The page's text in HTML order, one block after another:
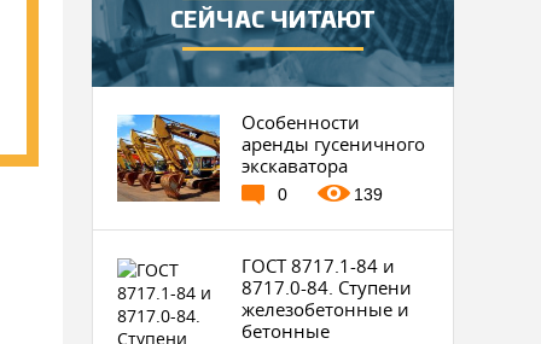
СЕЙЧАС ЧИТАЮТ
Особенности
аренды гусеничного
экскаватора
0 139
ГОСТ 8717.1-84 и
8717.0-84. Ступени
железобетонные и
бетонные